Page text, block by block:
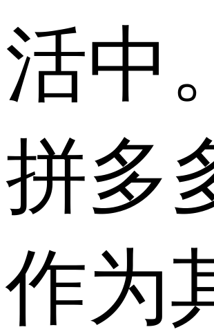
活中。
拼多
作为